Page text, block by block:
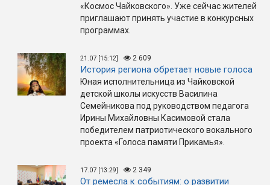
«Космос Чайковского». Уже сейчас жителей
приглашают принять участие в конкурсных
программах.
21.07 [15:12] 2 609
История региона обретает новые голоса
Юная исполнительница из Чайковской
детской школы искусств Василина
Семейникова под руководством педагога
Ирины Михайловны Касимовой стала
победителем патриотического вокального
проекта «Голоса памяти Прикамья».
17.07 [13:29] 2 349
От ремесла к событиям: о развитии